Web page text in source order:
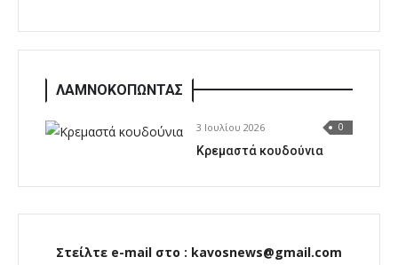
ΛΑΜΝΟΚΟΠΩΝΤΑΣ
3 Ιουλίου 2026 0
Κρεμαστά κουδούνια
Στείλτε e-mail στο : kavosnews@gmail.com